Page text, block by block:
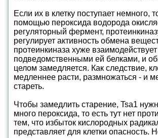
Если их в клетку поступает немного,
помощью пероксида водорода
регуляторный фермент,
регулирует активность обмена
протеинкиназа хуже взаимодействует
подведомственными ей белками, и
целом замедляется. Как следствие,
медленнее расти, размножаться - и
стареть.
Чтобы замедлить старение, Tsa1
много пероксида, то есть тут нет
тем, что избыток кислородных
представляет для клетки опасность.